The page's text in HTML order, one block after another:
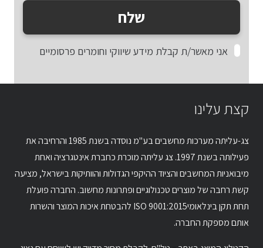
אני מאשר/ת קבלת מידע שיווקי וחומרים פרסומיים
שלח
קצת עלינו
צג-עליתה מערכות מחשבים בע"מ נוסדה בשנת 1985 והרחיבה את
פעילותה בשנת 1997. צג עליתה מוכרת כחברת אינטגרציה ואחת
מיבואניות המחשבים והציוד ההיקפי הגדולות והוותיקות בישראל, מציעה
קשת רחבה של מוצרים טכנולוגיים ופתרונות מחשוב. החברה פועלת
תחת תקן בינלאומיISO 9001:2015 להבטחת איכות המוצר והשרות
אותם מספקת החברה.